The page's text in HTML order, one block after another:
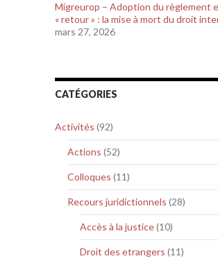
Migreurop – Adoption du règlement
« retour » : la mise à mort du droit
mars 27, 2026
CATÉGORIES
Activités (92)
Actions (52)
Colloques (11)
Recours juridictionnels (28)
Accès à la justice(10)
Droit des etrangers (11)